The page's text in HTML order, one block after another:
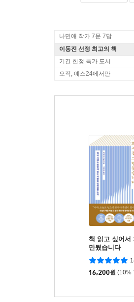
나민애 작가 7문 7답
이동진 선정 최고의 책
기간 한정 특가 도서
오직, 예스24에서만
책 읽고 싶어서
만뒀습니다
16,200원 (10%